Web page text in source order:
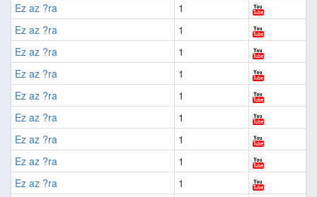
Ez az ?ra
1
Ez az ?ra
1
Ez az ?ra
1
Ez az ?ra
1
Ez az ?ra
1
Ez az ?ra
1
Ez az ?ra
1
Ez az ?ra
1
Ez az ?ra
1